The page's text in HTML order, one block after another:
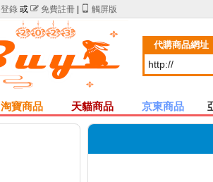
登錄 或  免費註冊 觸屏版
代購商品網址
淘寶商品 天貓商品 京東商品